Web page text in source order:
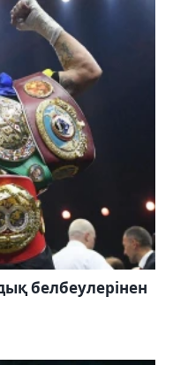
белбеулерінен